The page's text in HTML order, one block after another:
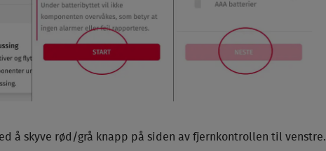
å skyve rød/grå knapp på siden av fjern­kontrollen til venstre.